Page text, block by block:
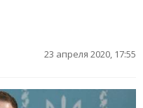
23 апреля 2020, 17:55